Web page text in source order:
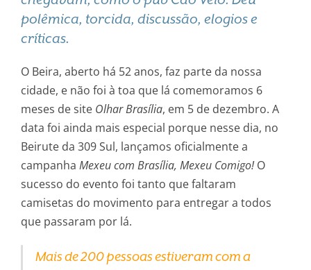
polêmica, torcida, discussão, elogios e
críticas.
O Beira, aberto há 52 anos, faz parte da nossa
cidade, e não foi à toa que lá comemoramos 6
meses de site Olhar Brasília, em 5 de dezembro. A
data foi ainda mais especial porque nesse dia, no
Beirute da 309 Sul, lançamos oficialmente a
campanha Mexeu com Brasília, Mexeu Comigo!O
sucesso do evento foi tanto que faltaram
camisetas do movimento para entregar a todos
que passaram por lá.
Mais de 200 pessoas estiveram com a